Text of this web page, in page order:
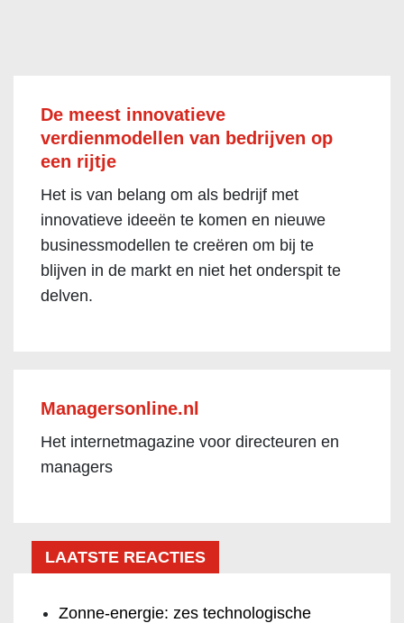
De meest innovatieve
verdienmodellen van bedrijven op
een rijtje
Het is van belang om als bedrijf met
innovatieve ideeën te komen en nieuwe
businessmodellen te creëren om bij te
blijven in de markt en niet het onderspit te
delven.
Managersonline.nl
Het internetmagazine voor directeuren en
managers
LAATSTE REACTIES
Zonne-energie: zes technologische